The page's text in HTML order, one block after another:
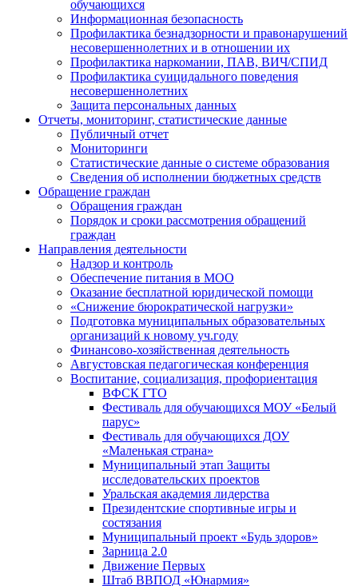
обучающихся
Информационная безопасность
Профилактика безнадзорности и правонарушений
несовершеннолетних и в отношении их
Профилактика наркомании, ПАВ, ВИЧ/СПИД
Профилактика суицидального поведения
несовершеннолетних
Защита персональных данных
Отчеты, мониторинг, статистические данные
Публичный отчет
Мониторинги
Статистические данные о системе образования
Сведения об исполнении бюджетных средств
Обращение граждан
Обращения граждан
Порядок и сроки рассмотрения обращений
граждан
Направления деятельности
Надзор и контроль
Обеспечение питания в МОО
Оказание бесплатной юридической помощи
«Снижение бюрократической нагрузки»
Подготовка муниципальных образовательных
организаций к новому уч.году
Финансово-хозяйственная деятельность
Августовская педагогическая конференция
Воспитание, социализация, профориентация
ВФСК ГТО
Фестиваль для обучающихся МОУ «Белый
парус»
Фестиваль для обучающихся ДОУ
«Маленькая страна»
Муниципальный этап Защиты
исследовательских проектов
Уральская академия лидерства
Президентские спортивные игры и
состязания
Муниципальный проект «Будь здоров»
Зарница 2.0
Движение Первых
Штаб ВВПОД «Юнармия»